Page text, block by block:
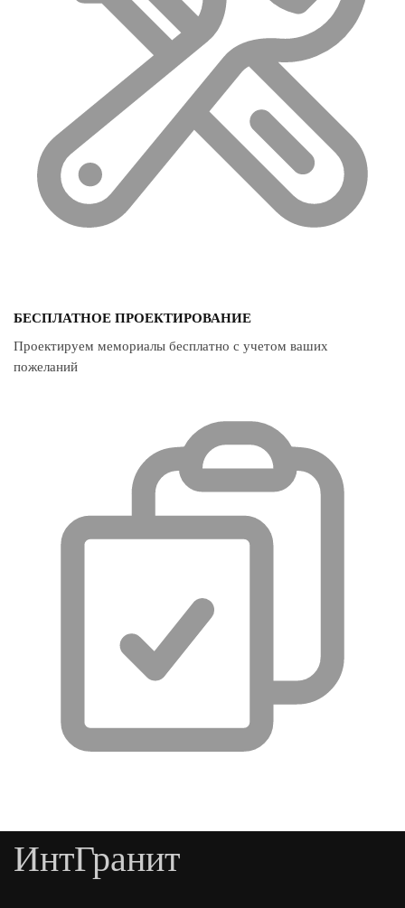
БЕСПЛАТНОЕ ПРОЕКТИРОВАНИЕ
Проектируем мемориалы бесплатно с учетом ваших
пожеланий
ИнтГранит